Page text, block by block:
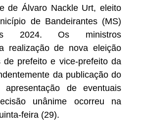
de Álvaro Nackle Urt, eleito
de Bandeirantes (MS)
2024. Os ministros
realização de nova eleição
de prefeito e vice-prefeito da
da publicação do
de eventuais
unânime ocorreu na
feira (29).